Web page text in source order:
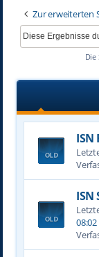
Zur erweiterten
Die
ISN
ISN
08:02